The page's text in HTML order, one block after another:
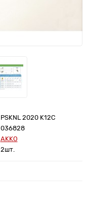
PSKNL 2020 K12C
036828
AKKO
2шт.